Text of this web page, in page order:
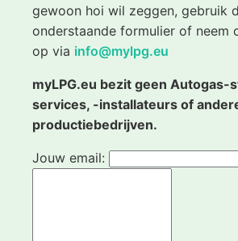
gewoon hoi wil zeggen, gebruik
onderstaande formulier of neem
op via info@mylpg.eu
myLPG.eu bezit geen Autogas-
services, -installateurs of
productiebedrijven.
Jouw email: